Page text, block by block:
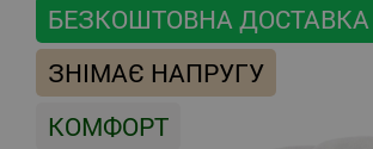
БЕЗКОШТОВНА ДОСТАВКА
ЗНІМАЄ НАПРУГУ
КОМФОРТ